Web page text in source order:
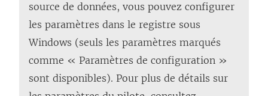
source de données, vous pouvez configurer
les paramètres dans le registre sous
Windows (seuls les paramètres marqués
comme « Paramètres de configuration »
sont disponibles). Pour plus de détails sur